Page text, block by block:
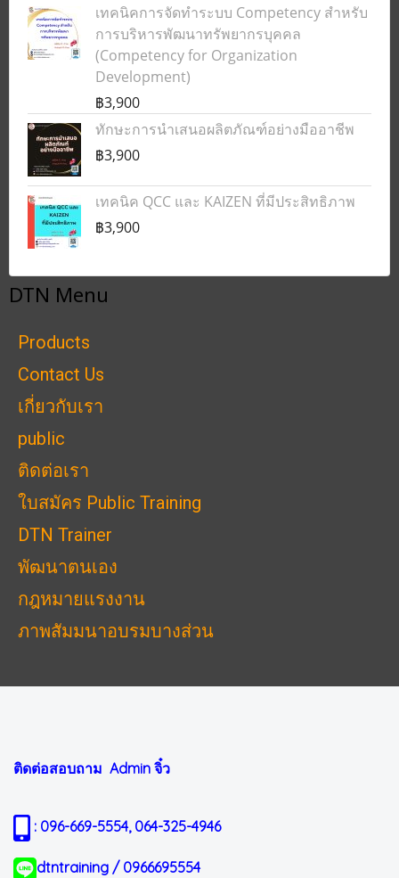
เทคนิคการจัดทำระบบ Competency สำหรับ
การบริหารพัฒนาทรัพยากรบุคคล
(Competency for Organization
Development)
฿3,900
ทักษะการนำเสนอผลิตภัณฑ์อย่างมืออาชีพ
฿3,900
เทคนิค QCC และ KAIZEN ที่มีประสิทธิภาพ
฿3,900
DTN Menu
Products
Contact Us
เกี่ยวกับเรา
public
ติดต่อเรา
ใบสมัคร Public Training
DTN Trainer
พัฒนาตนเอง
กฎหมายแรงงาน
ภาพสัมมนาอบรมบางส่วน
ติดต่อสอบถาม Admin จิ๋ว
: 096-669-5554, 064-325-4946
dtntraining / 0966695554